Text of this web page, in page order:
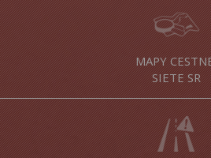
MAPY
SIETE SR